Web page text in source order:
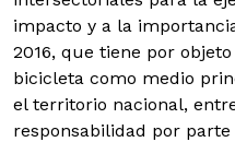
impacto y a la
2016, que tiene por
bicicleta como medio
el territorio nacional,
responsabilidad por